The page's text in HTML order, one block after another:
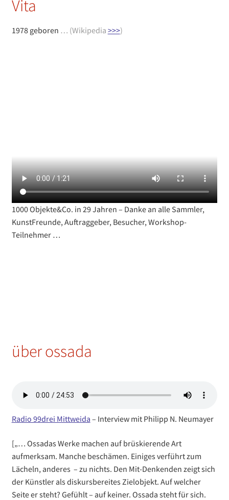
Vita
1978 geboren … (Wikipedia >>>)
1000 Objekte&Co. in 29 Jahren – Danke an alle Sammler,
KunstFreunde, Auftraggeber, Besucher, Workshop-
Teilnehmer …
über ossada
Radio 99drei Mittweida – Interview mit Philipp N. Neumayer
[„… Ossadas Werke machen auf brüskierende Art
aufmerksam. Manche beschämen. Einiges verführt zum
Lächeln, anderes – zu nichts. Den Mit-Denkenden zeigt sich
der Künstler als diskursbereites Zielobjekt. Auf welcher
Seite er steht? Gefühlt – auf keiner. Ossada steht für sich.